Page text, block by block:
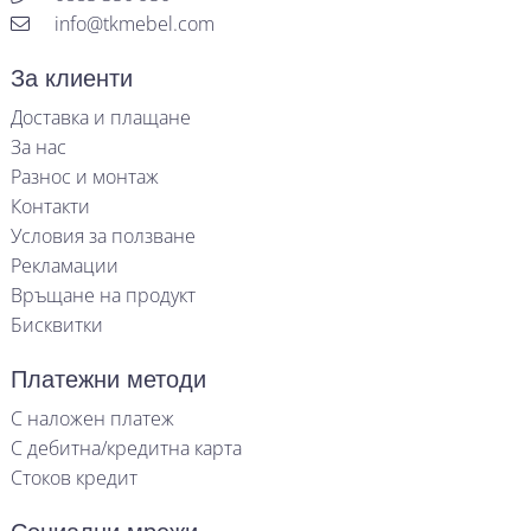
info@tkmebel.com
За клиенти
Доставка и плащане
За нас
Разнос и монтаж
Контакти
Условия за ползване
Рекламации
Връщане на продукт
Бисквитки
Платежни методи
С наложен платеж
С дебитна/кредитна карта
Стоков кредит